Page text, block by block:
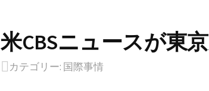
米CBSニュースが東
カテゴリー: 国際事情